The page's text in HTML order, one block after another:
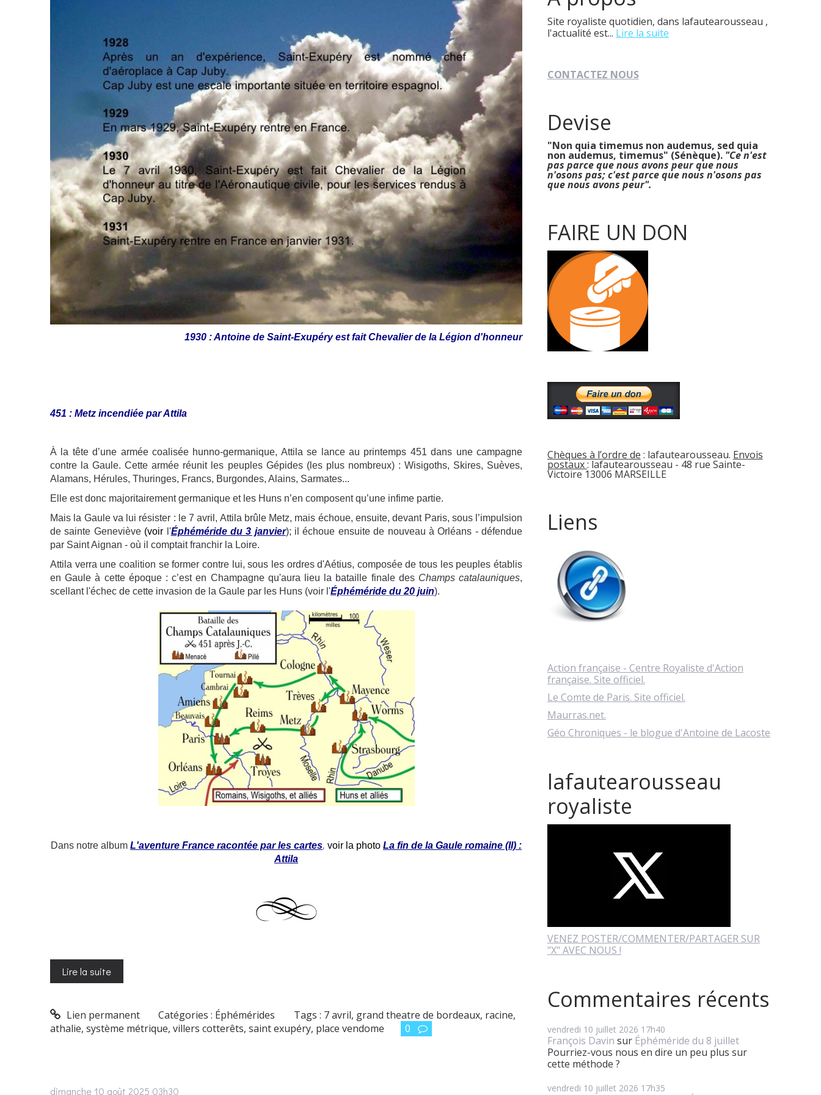
1930 : Antoine de Saint-Exupéry est fait Chevalier de la Légion d'honneur
451 : Metz incendiée par Attila
À la tête d’une armée coalisée hunno-germanique, Attila se lance au printemps 451 dans une campagne
contre la Gaule. Cette armée réunit les peuples Gépides (les plus nombreux) : Wisigoths, Skires, Suèves,
Alamans, Hérules, Thuringes, Francs, Burgondes, Alains, Sarmates...
Elle est donc majoritairement germanique et les Huns n’en composent qu’une infime partie.
Mais la Gaule va lui résister : le 7 avril, Attila brûle Metz, mais échoue, ensuite, devant Paris, sous l’impulsion
de sainte Geneviève (voir l'Éphéméride du 3 janvier); il échoue ensuite de nouveau à Orléans - défendue
par Saint Aignan - où il comptait franchir la Loire.
Attila verra une coalition se former contre lui, sous les ordres d'Aétius, composée de tous les peuples établis
en Gaule à cette époque : c’est en Champagne qu'aura lieu la bataille finale des Champs catalauniques,
scellant l'échec de cette invasion de la Gaule par les Huns (voir l'Éphéméride du 20 juin).
Dans notre album L'aventure France racontée par les cartes,voir la photo La fin de la Gaule romaine (II) :
Attila
Lire la suite
Lien permanent Catégories : Éphémérides Tags : 7 avril, grand theatre de bordeaux, racine,
athalie, système métrique, villers cotterêts, saint exupéry, place vendome 0
dimanche 10 août 2025 03h30
Site royaliste quotidien, dans lafautearousseau ,
l'actualité est... Lire la suite
CONTACTEZ NOUS
Devise
"Non quia timemus non audemus, sed quia
non audemus, timemus" (Sénèque). "Ce n'est
pas parce que nous avons peur que nous
n'osons pas; c'est parce que nous n'osons pas
que nous avons peur".
FAIRE UN DON
Chèques à l’ordre de : lafautearousseau. Envois
postaux: lafautearousseau - 48 rue Sainte-
Victoire 13006 MARSEILLE
Liens
Action française - Centre Royaliste d'Action
française. Site officiel.
Le Comte de Paris. Site officiel.
Maurras.net.
Géo Chroniques - le blogue d'Antoine de Lacoste
lafautearousseau
royaliste
VENEZ POSTER/COMMENTER/PARTAGER SUR
"X" AVEC NOUS !
Commentaires récents
vendredi 10 juillet 2026 17h40
François Davin sur Éphéméride du 8 juillet
Pourriez-vous nous en dire un peu plus sur
cette méthode ?
vendredi 10 juillet 2026 17h35